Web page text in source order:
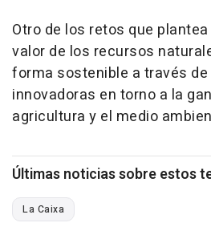
Otro de los retos que
valor de los recursos
forma sostenible a través
innovadoras en torno a la
agricultura y el medio
Últimas noticias sobre estos
La Caixa